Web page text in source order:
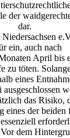
der
dar.
ein, auch nach
April bis
zu töten.
eines
das Risiko,
eines der beiden
dem